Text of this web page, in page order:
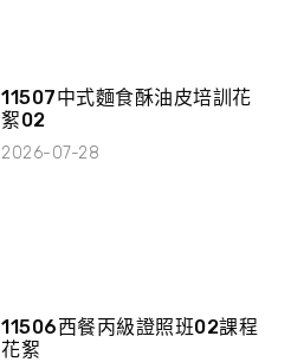
11507中式麵食酥油皮培訓花
絮02
2026-07-28
11506西餐丙級證照班02課程
花絮